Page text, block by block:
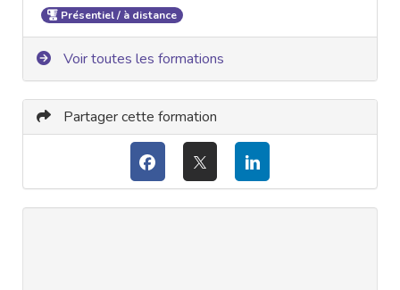
Présentiel / à distance
Voir toutes les formations
Partager cette formation